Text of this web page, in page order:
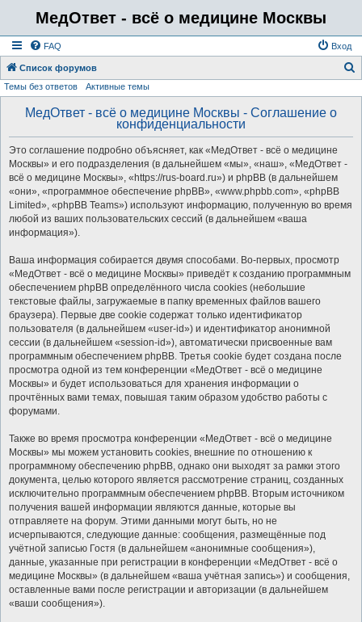
МедОтвет - всё о медицине Москвы
FAQ Вход
Список форумов
Темы без ответов Активные темы
МедОтвет - всё о медицине Москвы - Соглашение о
конфиденциальности
Это соглашение подробно объясняет, как «МедОтвет - всё о медицине
Москвы» и его подразделения (в дальнейшем «мы», «наш», «МедОтвет -
всё о медицине Москвы», «https://rus-board.ru») и phpBB (в дальнейшем
«они», «программное обеспечение phpBB», «www.phpbb.com», «phpBB
Limited», «phpBB Teams») используют информацию, полученную во время
любой из ваших пользовательских сессий (в дальнейшем «ваша
информация»).
Ваша информация собирается двумя способами. Во-первых, просмотр
«МедОтвет - всё о медицине Москвы» приведёт к созданию программным
обеспечением phpBB определённого числа cookies (небольшие
текстовые файлы, загружаемые в папку временных файлов вашего
браузера). Первые две cookie содержат только идентификатор
пользователя (в дальнейшем «user-id») и идентификатор анонимной
сессии (в дальнейшем «session-id»), автоматически присвоенные вам
программным обеспечением phpBB. Третья cookie будет создана после
просмотра одной из тем конференции «МедОтвет - всё о медицине
Москвы» и будет использоваться для хранения информации о
прочтённых вами темах, повышая таким образом удобство работы с
форумами.
Также во время просмотра конференции «МедОтвет - всё о медицине
Москвы» мы можем установить cookies, внешние по отношению к
программному обеспечению phpBB, однако они выходят за рамки этого
документа, целью которого является рассмотрение страниц, созданных
исключительно программным обеспечением phpBB. Вторым источником
получения вашей информации являются данные, которые вы
отправляете на форум. Этими данными могут быть, но не
исчерпываются, следующие данные: сообщения, размещённые под
учётной записью Гостя (в дальнейшем «анонимные сообщения»),
данные, указанные при регистрации в конференции «МедОтвет - всё о
медицине Москвы» (в дальнейшем «ваша учётная запись») и сообщения,
оставленные вами после регистрации и авторизации (в дальнейшем
«ваши сообщения»).